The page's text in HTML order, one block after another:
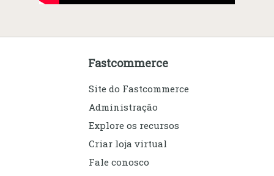
Fastcommerce
Site do Fastcommerce
Administração
Explore os recursos
Criar loja virtual
Fale conosco